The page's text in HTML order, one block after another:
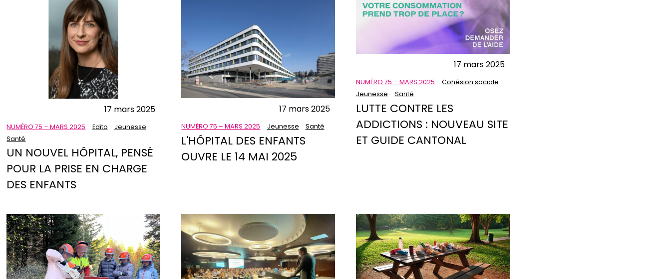
17 mars 2025
NUMÉRO 75 – MARS 2025 Edito
Jeunesse
Santé
UN NOUVEL HÔPITAL, PENSÉ
POUR LA PRISE EN CHARGE
DES ENFANTS
17 mars 2025
NUMÉRO 75 – MARS 2025 Jeunesse Santé
L'HÔPITAL DES ENFANTS
OUVRE LE 14 MAI 2025
17 mars 2025
NUMÉRO 75 – MARS 2025
Cohésion sociale
Jeunesse
Santé
LUTTE CONTRE LES
ADDICTIONS : NOUVEAU SITE
ET GUIDE CANTONAL